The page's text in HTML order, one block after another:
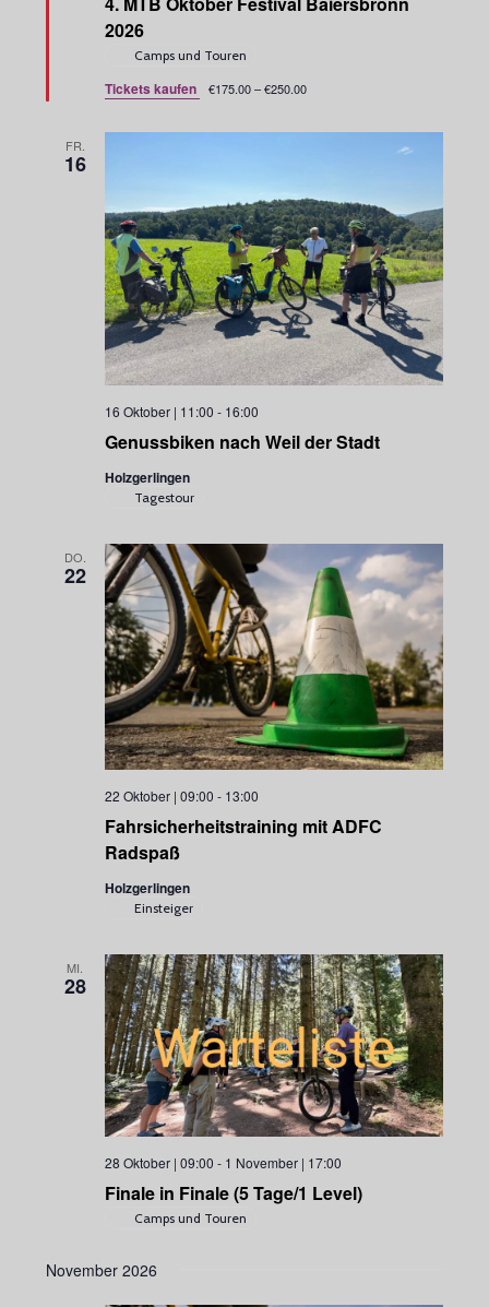
2026
v
o
e
o
Camps und Touren
Tickets kaufen €175.00 – €250.00
FR.
16
Genussbiken nach Weil der Stadt
16 Oktober | 11:00 - 16:00
Holzgerlingen
Tagestour
DO.
22
Fahrsicherheitstraining mit ADFC
Radspaß
22 Oktober | 09:00 - 13:00
Holzgerlingen
Einsteiger
MI.
28
Finale in Finale (5 Tage/1 Level)
28 Oktober | 09:00 - 1 November | 17:00
Camps und Touren
November 2026